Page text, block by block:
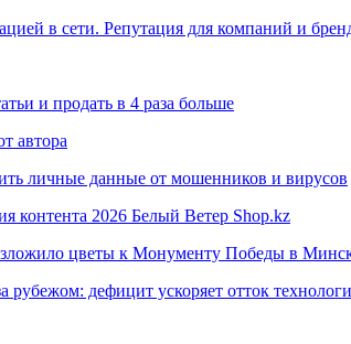
в сети. Репутация для компаний и
и продать в 4 раза больше
автора
личные данные от мошенников и вирусов
контента 2026 Белый Ветер Shop.kz
цветы к Монументу Победы в
дефицит ускоряет отток